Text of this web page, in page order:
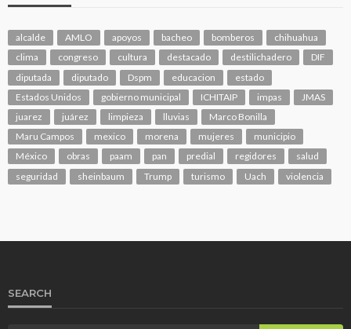
alcalde AMLO apoyos bacheo bomberos
chihuahua
clima
congreso cultura destacado destilichadero
DIF
diputada
diputado Dspm educacion
estado
Estados Unidos
gobierno municipal ICHITAIP impas
JMAS
juarez
juárez limpieza lluvias
Marco Bonilla
Maru Campos
mexico morena mujeres
municipio
México
obras paam pan predial regidores
salud
seguridad
sheinbaum Trump turismo Uach violencia
SEARCH